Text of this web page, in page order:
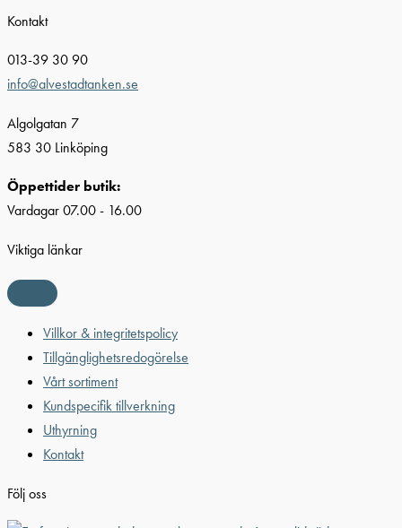
Kontakt
013-39 30 90
info@alvestadtanken.se
Algolgatan 7
583 30 Linköping
Öppettider butik:
Vardagar 07.00 - 16.00
Viktiga länkar
Villkor & integritetspolicy
Tillgänglighetsredogörelse
Vårt sortiment
Kundspecifik tillverkning
Uthyrning
Kontakt
Följ oss